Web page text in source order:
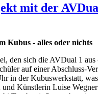
mit der
Kubus - alles oder nichts
den sich die AVDual 1 aus
auf einer Abschluss-
in der Kubuswerkstatt,
Künstlerin Luise